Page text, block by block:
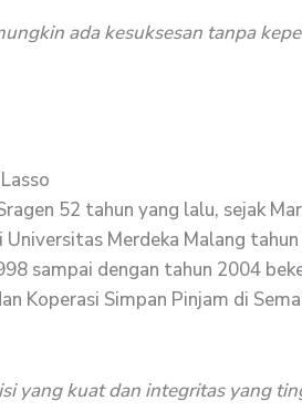
ada kesuksesan tanpa
52 tahun yang lalu, sejak
Universitas Merdeka Malang
sampai dengan tahun 2004
Koperasi Simpan Pinjam di
yang kuat dan integritas yang